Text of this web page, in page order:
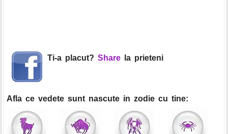
Ti-a placut? Share la prieteni
Afla ce vedete sunt nascute in zodie cu tine: